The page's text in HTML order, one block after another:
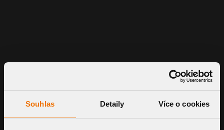
Souhlas Detaily Více o cookies
Straight version 3" and 4 " or horizontal